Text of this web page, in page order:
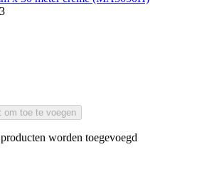
om toe te voegen
worden toegevoegd